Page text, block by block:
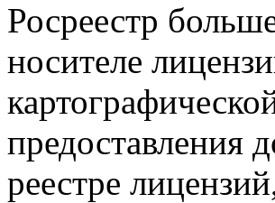
Росреестр
носителе
предоставления
реестре